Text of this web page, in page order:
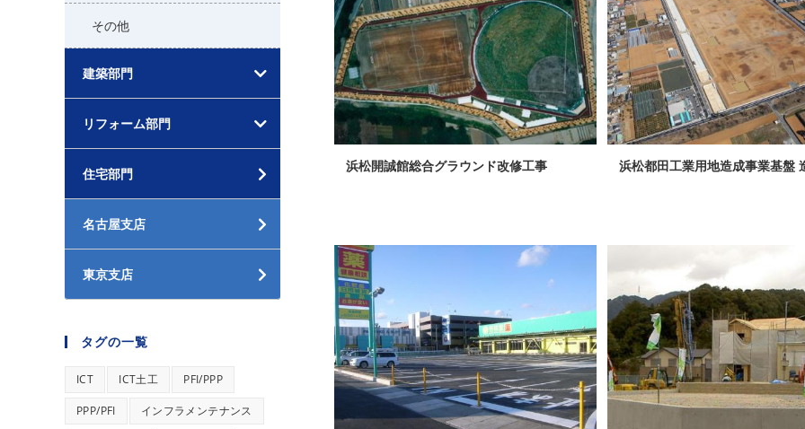
浜松開誠館総合グラウンド改修工事 浜松都田工業用地造成事業基盤
その他
建築部門
リフォーム部門
住宅部門
名古屋支店
東京支店
タグの一覧
ICT ICT土工 PFI/PPP
PPP/PFI インフラメンテナンス